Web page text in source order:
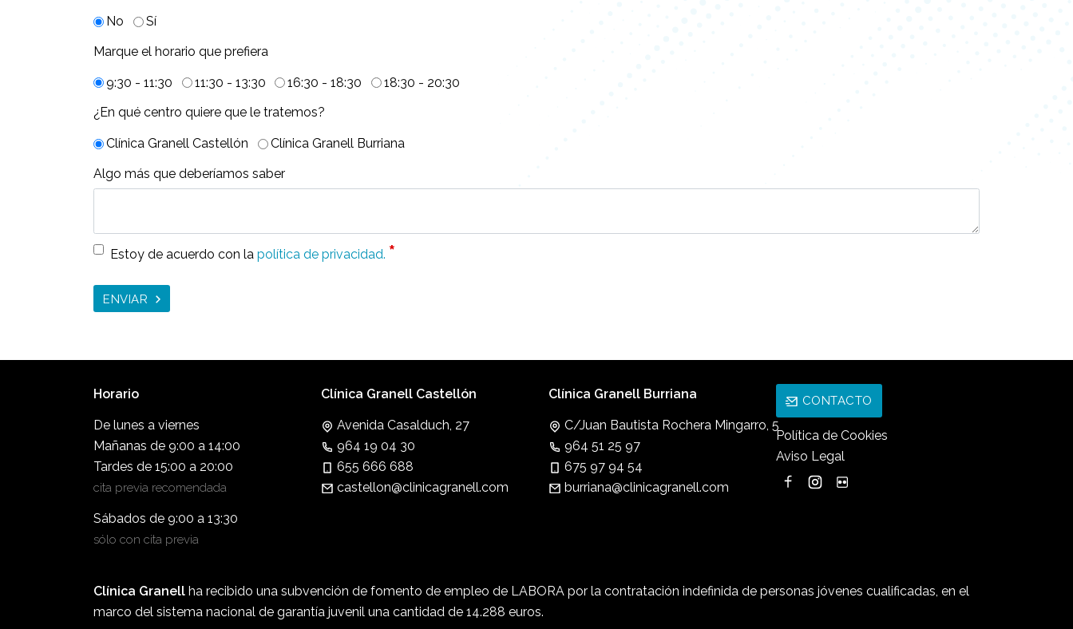
No
Sí
Marque el horario que prefiera
9:30 - 11:30 11:30 - 13:30 16:30 - 18:30
18:30 - 20:30
¿En qué centro quiere que le tratemos?
Clínica Granell Castellón
Clínica Granell Burriana
Algo más que deberíamos saber
Estoy de acuerdo con la política de privacidad. *
ENVIAR
Horario
De lunes a viernes
Mañanas de 9:00 a 14:00
Tardes de 15:00 a 20:00
cita previa recomendada
Sábados de 9:00 a 13:30
sólo con cita previa
Clínica Granell Castellón
Avenida Casalduch, 27
964 19 04 30
655 666 688
castellon@clinicagranell.com
Clínica Granell Burriana
C/Juan Bautista Rochera Mingarro, 5
964 51 25 97
675 97 94 54
burriana@clinicagranell.com
CONTACTO
Política de Cookies
Aviso Legal
Clínica Granell ha recibido una subvención de fomento de empleo de LABORA por la contratación indefinida de personas jóvenes cualificadas, en el
marco del sistema nacional de garantía juvenil una cantidad de 14.288 euros.